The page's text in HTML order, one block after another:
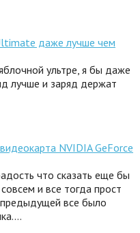
даже лучше чем
ультре, я бы даже
лучше и заряд держат
NVIDIA GeForce
что сказать еще бы
и все тогда прост
все было